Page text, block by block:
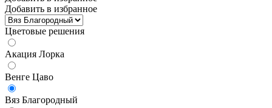
Добавить в избранное
Цветовые решения
Акация Лорка
Венге Цаво
Вяз Благородный